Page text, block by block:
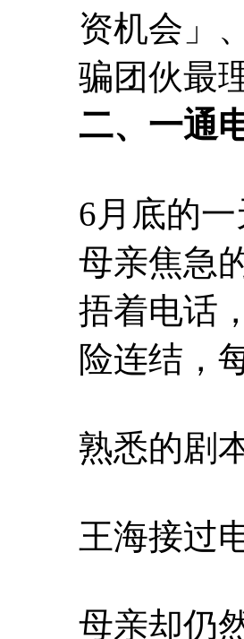
资机会」
骗团伙最
二、一通
6月底的
母亲焦急
捂着电话
险连结，
熟悉的剧
王海接过
母亲却仍